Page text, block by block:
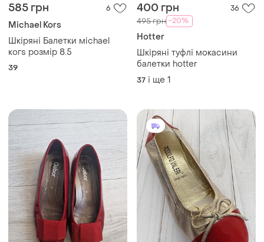
585 грн 6
Michael Kors
Шкіряні Балетки мichael
когѕ розмір 8.5
39
400 грн 36
495 грн -20%
Hotter
Шкіряні туфлі мокасини
балетки hotter
37 і ще 1